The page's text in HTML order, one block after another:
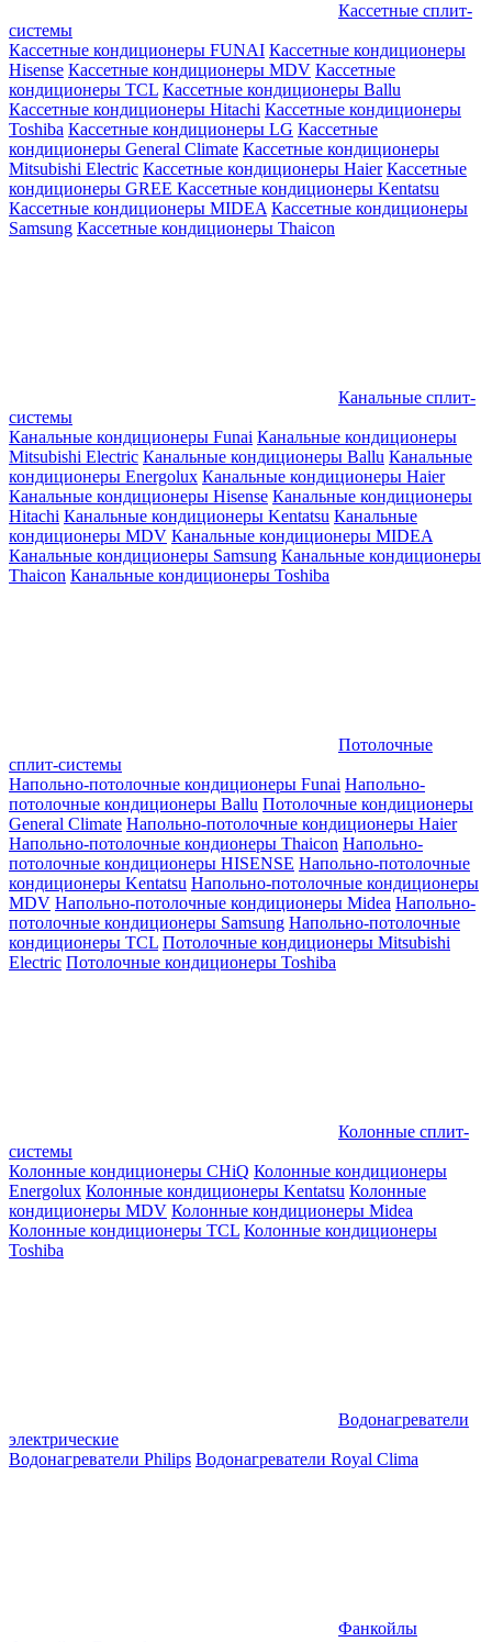
Кассетные сплит-
системы
Кассетные кондиционеры FUNAI Кассетные кондиционеры
Hisense Кассетные кондиционеры MDV Кассетные
кондиционеры TCL Кассетные кондиционеры Ballu
Кассетные кондиционеры Hitachi Кассетные кондиционеры
Toshiba Кассетные кондиционеры LG Кассетные
кондиционеры General Climate Кассетные кондиционеры
Mitsubishi Electric Кассетные кондиционеры Haier Кассетные
кондиционеры GREE Кассетные кондиционеры Kentatsu
Кассетные кондиционеры MIDEA Кассетные кондиционеры
Samsung Кассетные кондиционеры Thaicon
Канальные сплит-
системы
Канальные кондиционеры Funai Канальные кондиционеры
Mitsubishi Electric Канальные кондиционеры Ballu Канальные
кондиционеры Energolux Канальные кондиционеры Haier
Канальные кондиционеры Hisense Канальные кондиционеры
Hitachi Канальные кондиционеры Kentatsu Канальные
кондиционеры MDV Канальные кондиционеры MIDEA
Канальные кондиционеры Samsung Канальные кондиционеры
Thaicon Канальные кондиционеры Toshiba
Потолочные
сплит-системы
Напольно-потолочные кондиционеры Funai Напольно-
потолочные кондиционеры Ballu Потолочные кондиционеры
General Climate Напольно-потолочные кондиционеры Haier
Напольно-потолочные кондионеры Thaicon Напольно-
потолочные кондиционеры HISENSE Напольно-потолочные
кондиционеры Kentatsu Напольно-потолочные кондиционеры
MDV Напольно-потолочные кондиционеры Midea Напольно-
потолочные кондиционеры Samsung Напольно-потолочные
кондиционеры TCL Потолочные кондиционеры Mitsubishi
Electric Потолочные кондиционеры Toshiba
Колонные сплит-
системы
Колонные кондиционеры CHiQ Колонные кондиционеры
Energolux Колонные кондиционеры Kentatsu Колонные
кондиционеры MDV Колонные кондиционеры Midea
Колонные кондиционеры TCL Колонные кондиционеры
Toshiba
Водонагреватели
электрические
Водонагреватели Philips Водонагреватели Royal Clima
Фанкойлы